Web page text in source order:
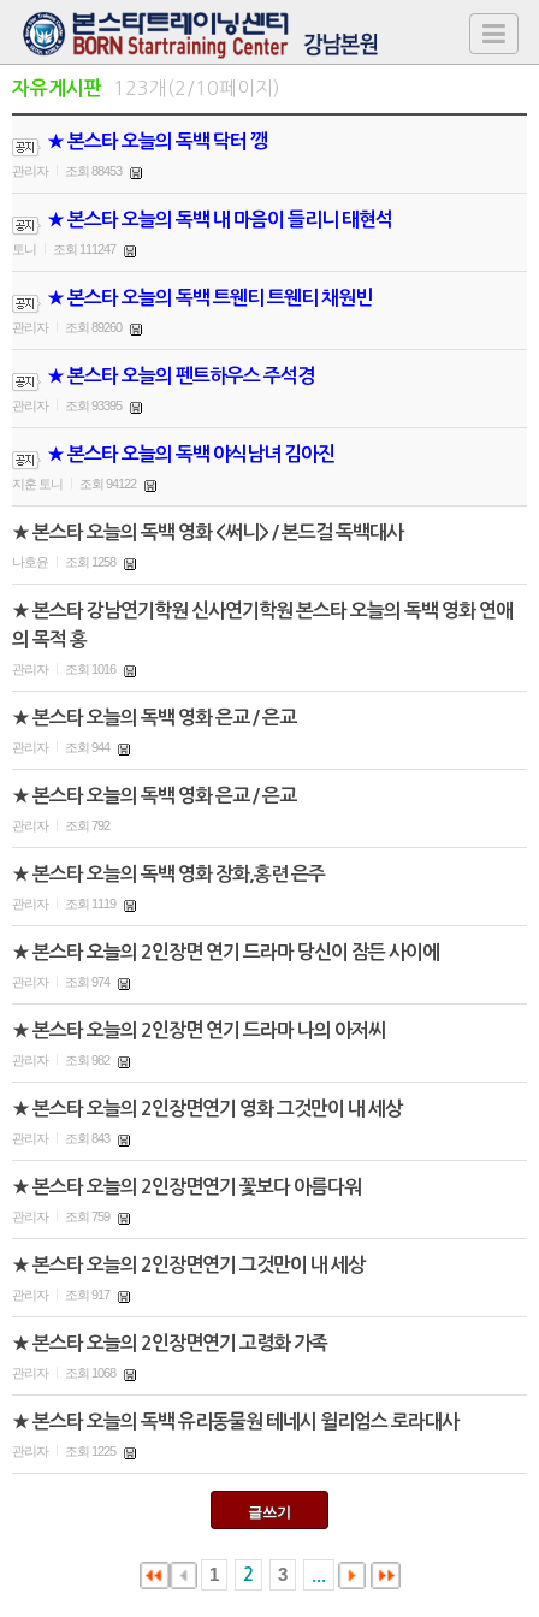
자유게시판 123개(2/10페이지)
★ 본스타 오늘의 독백 닥터 깽
관리자 조회 88453
★ 본스타 오늘의 독백 내 마음이 들리니 태현석
토니 조회 111247
★ 본스타 오늘의 독백 트웬티 트웬티 채원빈
관리자 조회 89260
★ 본스타 오늘의 펜트하우스 주석경
관리자 조회 93395
★ 본스타 오늘의 독백 야식남녀 김아진
지훈 토니 조회 94122
★ 본스타 오늘의 독백 영화 <써니> / 본드걸 독백대사
나호윤 조회 1258
★ 본스타 강남연기학원 신사연기학원 본스타 오늘의 독백 영화 연애
의 목적 홍
관리자 조회 1016
★ 본스타 오늘의 독백 영화 은교 / 은교
관리자 조회 944
★ 본스타 오늘의 독백 영화 은교 / 은교
관리자 조회 792
★ 본스타 오늘의 독백 영화 장화,홍련 은주
관리자 조회 1119
★ 본스타 오늘의 2인장면 연기 드라마 당신이 잠든 사이에
관리자 조회 974
★ 본스타 오늘의 2인장면 연기 드라마 나의 아저씨
관리자 조회 982
★ 본스타 오늘의 2인장면연기 영화 그것만이 내 세상
관리자 조회 843
★ 본스타 오늘의 2인장면연기 꽃보다 아름다워
관리자 조회 759
★ 본스타 오늘의 2인장면연기 그것만이 내 세상
관리자 조회 917
★ 본스타 오늘의 2인장면연기 고령화 가족
관리자 조회 1068
★ 본스타 오늘의 독백 유리동물원 테네시 윌리엄스 로라대사
관리자 조회 1225
글쓰기
1 2 3